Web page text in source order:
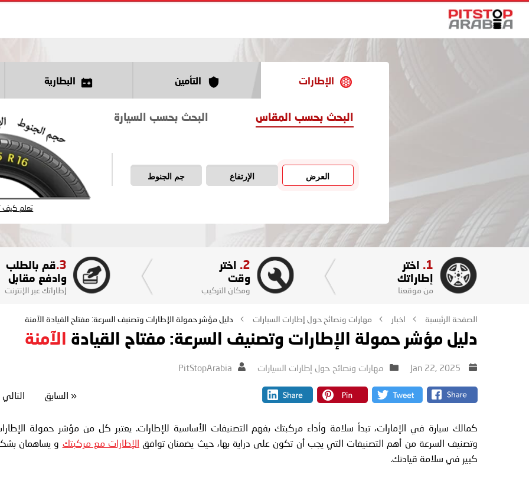
الإطارات التأمين البطارية
البحث بحسب المقاس البحث بحسب السيارة
العرض الإرتفاع جم الجنوط
تعلم كيف
1.
اختر
إطاراتك
من موقعنا
2.
اختر
وقت
ومكان التركيب
3. قم بالطلب
وادفع مقابل
إطاراتك عبر الإنترنت
الصفحة الرئيسية اخبار مهارات ونصائح حول إطارات السيارات دليل مؤشر حمولة الإطارات وتصنيف السرعة: مفتاح القيادة الآمنة
دليل مؤشر حمولة الإطارات وتصنيف السرعة: مفتاح القيادة الآمنة
مهارات ونصائح حول إطارات السيارات PitStopArabia
« السابق التالي
كمالك سيارة في الإمارات، تبدأ سلامة وأداء مركبتك بفهم التصنيفات الأساسية للإطارات. يعتبر كل من مؤشر حمولة
وتصنيف السرعة من أهم التصنيفات التي يجب أن تكون على دراية بها، حيث يضمنان توافق الإطارات مع مركبتك و يساهمان
كبير في سلامة قيادتك.